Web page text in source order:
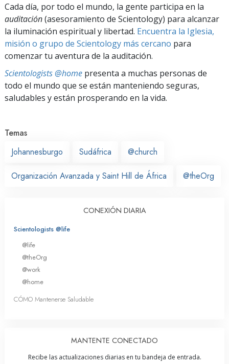
Cada día, por todo el mundo, la gente participa en la
auditación(asesoramiento de Scientology) para alcanzar
la iluminación espiritual y libertad. Encuentra la Iglesia,
misión o grupo de Scientology más cercano para
comenzar tu aventura de la auditación.
Scientologists @home presenta a muchas personas de
todo el mundo que se están manteniendo seguras,
saludables y están prosperando en la vida.
Temas
Johannesburgo
Sudáfrica @church
Organización Avanzada y Saint Hill de África @theOrg
CONEXIÓN DIARIA
Scientologists @life
@life
@theOrg
@work
@home
CÓMO Mantenerse Saludable
MANTENTE CONECTADO
Recibe las actualizaciones diarias en tu bandeja de entrada.